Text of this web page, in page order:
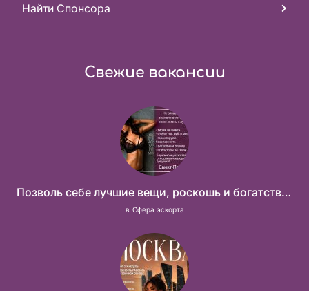
Найти Спонсора
Свежие вакансии
Позволь себе лучшие вещи, роскошь и богатство. Наши условия тебе понравятся! Действительно отличные условия и поддержка!
в Сфера эскорта